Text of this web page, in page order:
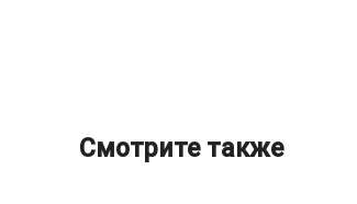
Смотрите также